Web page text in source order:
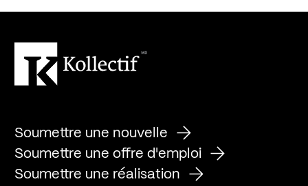
Soumettre une nouvelle
Soumettre une offre d'emploi
Soumettre une réalisation